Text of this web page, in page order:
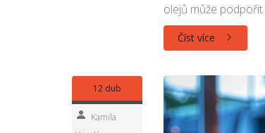
olejů může podpořit
Číst více
12 dub
Kamila